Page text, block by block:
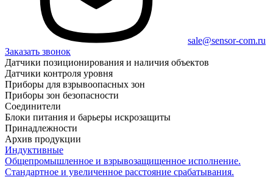
sale@sensor-com.ru
Заказать звонок
Датчики позиционирования и наличия объектов
Датчики контроля уровня
Приборы для взрывоопасных зон
Приборы зон безопасности
Соединители
Блоки питания и барьеры искрозащиты
Принадлежности
Архив продукции
Индуктивные
Общепромышленное и взрывозащищенное исполнение.
Стандартное и увеличенное расстояние срабатывания.